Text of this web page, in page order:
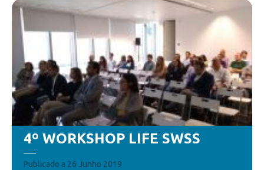
4º WORKSHOP LIFE SWSS
Publicado a 26 Junho 2019